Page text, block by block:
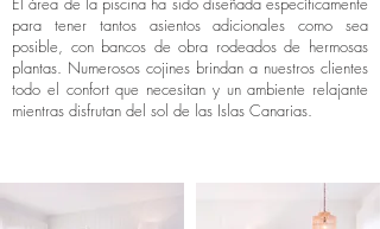
para tener tantos asientos adicionales como sea
posible, con bancos de obra rodeados de hermosas
plantas. Numerosos cojines brindan a nuestros clientes
todo el confort que necesitan y un ambiente relajante
mientras disfrutan del sol de las Islas Canarias.